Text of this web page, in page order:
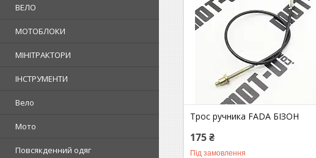
ВЕЛО
МОТОБЛОКИ
МІНІТРАКТОРИ
ІНСТРУМЕНТИ
Вело
Мото
Повсякденний одяг
Трос ручника FADA БІЗОН
175 ₴
Під замовлення